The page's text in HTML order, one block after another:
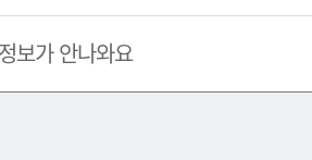
보가 안나와요